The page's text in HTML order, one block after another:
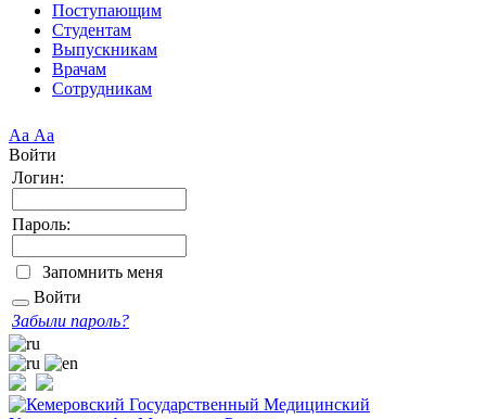
Поступающим
Студентам
Выпускникам
Врачам
Сотрудникам
Аа Аа
Войти
Логин:
Пароль:
Запомнить меня
Войти
Забыли пароль?